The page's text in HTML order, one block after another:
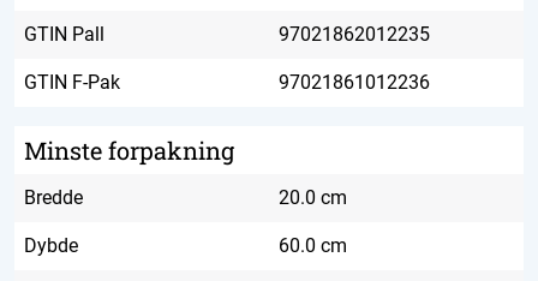
GTIN Pall 97021862012235
GTIN F-Pak 97021861012236
Minste forpakning
Bredde 20.0 cm
Dybde 60.0 cm